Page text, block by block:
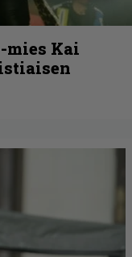
mies Kai